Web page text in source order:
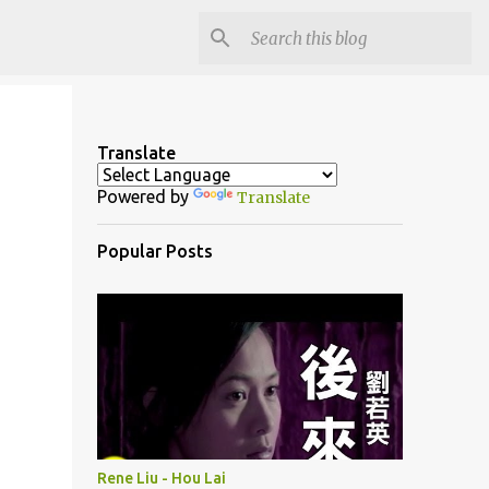
Translate
Powered by Translate
Popular Posts
Rene Liu - Hou Lai